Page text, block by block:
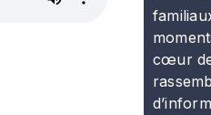
cœur